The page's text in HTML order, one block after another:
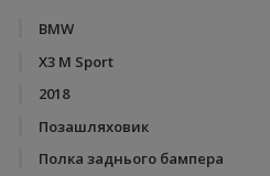
BMW
X3 M Sport
2018
Позашляховик
Полка заднього бампера